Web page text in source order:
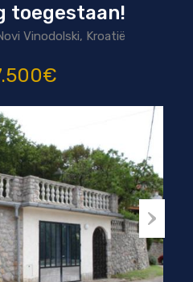
toegestaan!
Vinodolski, Kroatië